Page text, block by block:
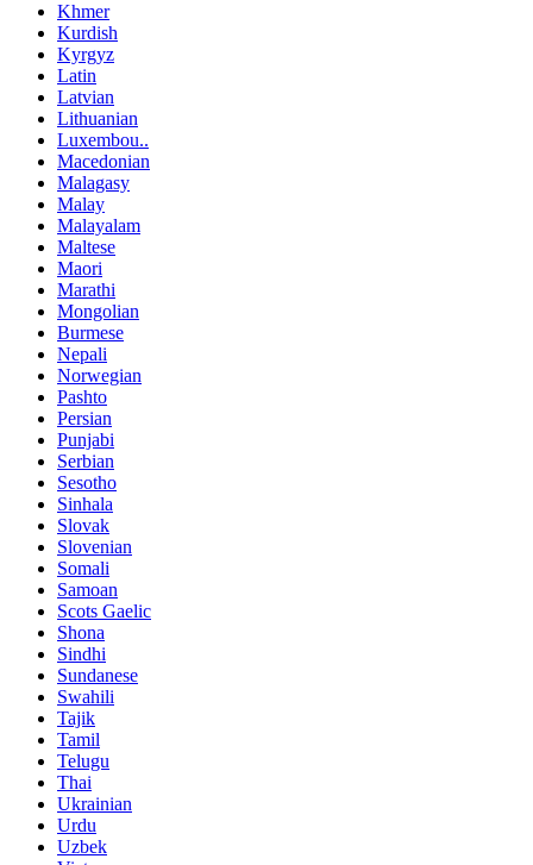
Khmer
Kurdish
Kyrgyz
Latin
Latvian
Lithuanian
Luxembou..
Macedonian
Malagasy
Malay
Malayalam
Maltese
Maori
Marathi
Mongolian
Burmese
Nepali
Norwegian
Pashto
Persian
Punjabi
Serbian
Sesotho
Sinhala
Slovak
Slovenian
Somali
Samoan
Scots Gaelic
Shona
Sindhi
Sundanese
Swahili
Tajik
Tamil
Telugu
Thai
Ukrainian
Urdu
Uzbek